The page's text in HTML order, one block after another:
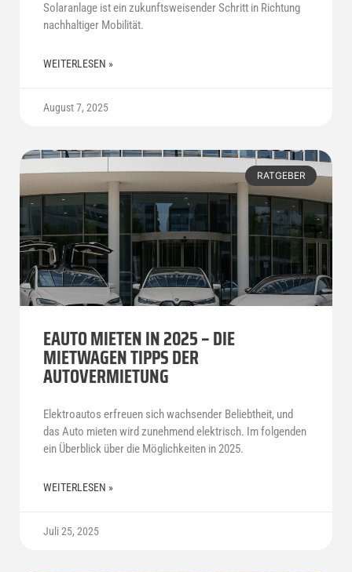
Solaranlage ist ein zukunftsweisender Schritt in Richtung
nachhaltiger Mobilität.
WEITERLESEN »
August 7, 2025
RATGEBER
EAUTO MIETEN IN 2025 – DIE
MIETWAGEN TIPPS DER
AUTOVERMIETUNG
Elektroautos erfreuen sich wachsender Beliebtheit, und
das Auto mieten wird zunehmend elektrisch. Im folgenden
ein Überblick über die Möglichkeiten in 2025.
WEITERLESEN »
Juli 25, 2025